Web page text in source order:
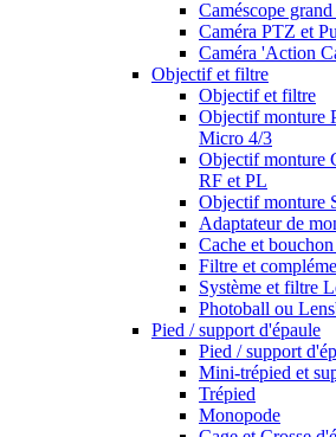
Caméscope
Caméra PTZ et
Caméra 'Action
Objectif et filtre
Objectif et filtre
Objectif monture
Micro 4/3
Objectif monture
RF et PL
Objectif monture
Adaptateur de
Cache et
Filtre et
Système et filtre
Photoball ou
Pied / support d'épaule
Pied / support
Mini-trépied et
Trépied
Monopode